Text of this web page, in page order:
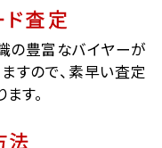
査定
の豊富なバイヤーが
すので、素早い査定
す。
法